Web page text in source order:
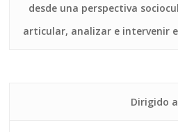
desde una perspectiva
articular, analizar e intervenir
Dirigido